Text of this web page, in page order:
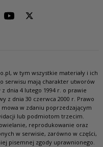
w tym wszystkie materiały i ich
serwisu mają charakter utworów
dnia 4 lutego 1994 r. o prawie
z dnia 30 czerwca 2000 r. Prawo
mowa w zdaniu poprzedzającym
lub podmiotom trzecim.
reprodukowanie oraz
w serwisie, zarówno w części,
pisemnej zgody uprawnionego.